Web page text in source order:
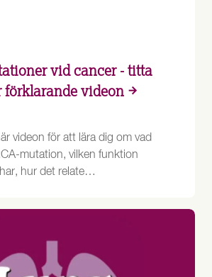
vid cancer - titta
förklarande videon
videon för att lära dig om vad
mutation, vilken funktion
hur det relate…